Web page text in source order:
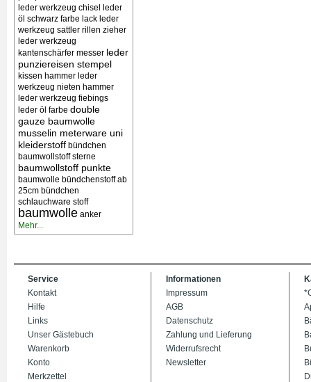
leder werkzeug chisel
leder
öl schwarz farbe lack leder
werkzeug sattler rillen zieher
leder werkzeug
kantenschärfer messer leder
punziereisen stempel
kissen hammer leder
werkzeug nieten hammer
leder werkzeug fiebings
leder öl farbe double
gauze baumwolle
musselin meterware uni
kleiderstoff bündchen
baumwollstoff sterne
baumwollstoff punkte
baumwolle bündchenstoff ab
25cm bündchen
schlauchware stoff
baumwolle anker
Mehr...
Service
Kontakt
Hilfe
Links
Unser Gästebuch
Warenkorb
Konto
Merkzettel
Informationen
Impressum
AGB
Datenschutz
Zahlung und Lieferung
Widerrufsrecht
Newsletter